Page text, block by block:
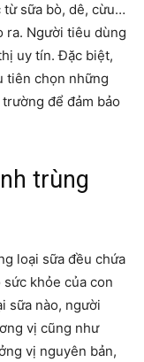
sữa bò, dê, cừu…
ra. Người tiêu dùng
uy tín. Đặc biệt,
tiên chọn những
để đảm bảo
trùng
loại sữa đều chứa
khỏe của con
sữa nào, người
vị cũng như
vị nguyên bản,